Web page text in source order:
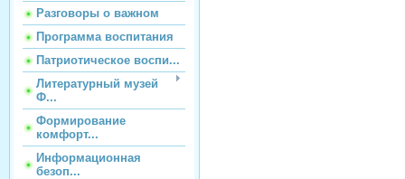
Разговоры о важном
Программа воспитания
Патриотическое воспи...
Литературный музей
Ф...
Формирование
комфорт...
Информационная
безоп...